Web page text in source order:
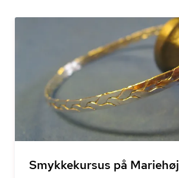
Smykkekursus på Mariehøj